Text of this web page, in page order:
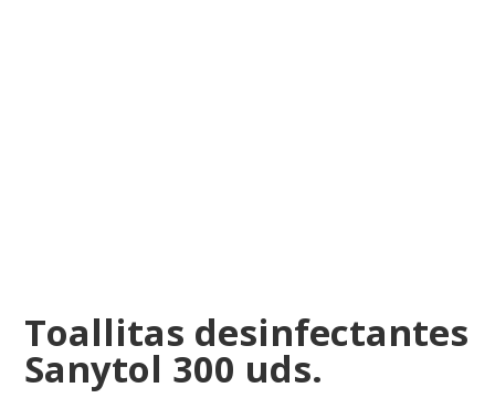
Toallitas desinfectantes
Sanytol 300 uds.